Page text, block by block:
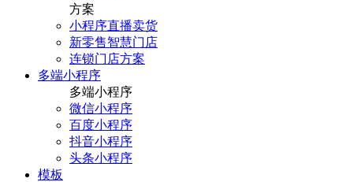
方案
小程序直播卖货
新零售智慧门店
连锁门店方案
多端小程序
多端小程序
微信小程序
百度小程序
抖音小程序
头条小程序
模板